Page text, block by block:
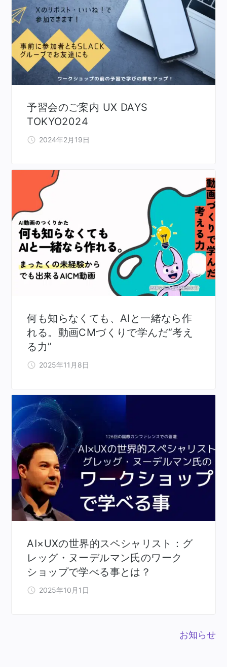
予習会のご案内 UX DAYS
TOKYO2024
2024年2月19日
何も知らなくても、AIと一緒なら作
れる。動画CMづくりで学んだ“考え
る力”
2025年11月8日
AI×UXの世界的スペシャリスト：グ
レッグ・ヌーデルマン氏のワーク
ショップで学べる事とは？
2025年10月1日
お知らせ